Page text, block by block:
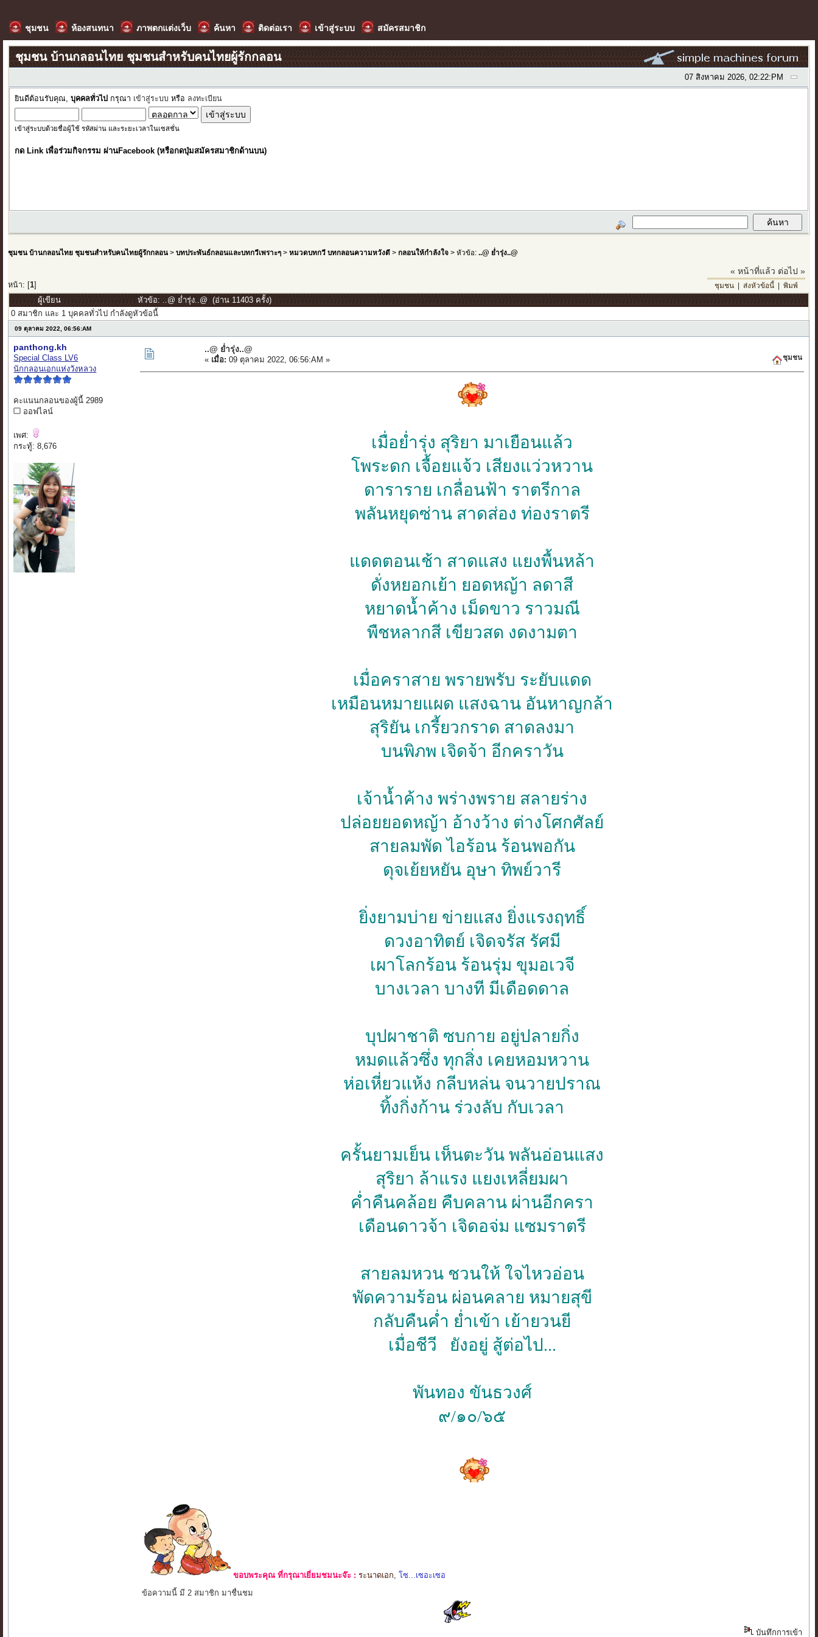
ชุมชน ห้องสนทนา ภาพตกแต่งเว็บ ค้นหา ติดต่อเรา เข้าสู่ระบบ สมัครสมาชิก
ชุมชน บ้านกลอนไทย ชุมชนสำหรับคนไทยผู้รักกลอน
07 สิงหาคม 2026, 02:22:PM
ยินดีต้อนรับคุณ,บุคคลทั่วไป กรุณา เข้าสู่ระบบ หรือ ลงทะเบียน
เข้าสู่ระบบด้วยชื่อผู้ใช้ รหัสผ่าน และระยะเวลาในเซสชั่น
กด Link เพื่อร่วมกิจกรรม ผ่านFacebook (หรือกดปุ่มสมัครสมาชิกด้านบน)
ชุมชน บ้านกลอนไทย ชุมชนสำหรับคนไทยผู้รักกลอน >บทประพันธ์กลอนและบทกวีเพราะๆ >หมวดบทกวี บทกลอนความหวังดี >กลอนให้กำลังใจ > หัวข้อ:..@ ย่ำรุ่ง..@
หน้า: [1
« หน้าที่แล้ว ต่อไป »
ชุมชน| ส่งหัวข้อนี้| พิมพ์
ผู้เขียน
หัวข้อ: ..@ ย่ำรุ่ง..@ (อ่าน 11403 ครั้ง)
0 สมาชิก และ 1 บุคคลทั่วไป กำลังดูหัวข้อนี้
09 ตุลาคม 2022, 06:56:AM
panthong.kh
Special Class LV6
นักกลอนเอกแห่งวังหลวง
คะแนนกลอนของผู้นี้ 2989
ออฟไลน์
เพศ:
กระทู้: 8,676
..@ ย่ำรุ่ง..@
« เมื่อ: 09 ตุลาคม 2022, 06:56:AM » ชุมชน
เมื่อย่ำรุ่ง สุริยา มาเยือนแล้ว
โพระดก เจื้อยแจ้ว เสียงแว่วหวาน
ดาราราย เกลื่อนฟ้า ราตรีกาล
พลันหยุดซ่าน สาดส่อง ท่องราตรี
แดดตอนเช้า สาดแสง แยงพื้นหล้า
ดั่งหยอกเย้า ยอดหญ้า ลดาสี
หยาดน้ำค้าง เม็ดขาว ราวมณี
พืชหลากสี เขียวสด งดงามตา
เมื่อคราสาย พรายพรับ ระยับแดด
เหมือนหมายแผด แสงฉาน อันหาญกล้า
สุริยัน เกรี้ยวกราด สาดลงมา
บนพิภพ เจิดจ้า อีกคราวัน
เจ้าน้ำค้าง พร่างพราย สลายร่าง
ปล่อยยอดหญ้า อ้างว้าง ต่างโศกศัลย์
สายลมพัด ไอร้อน ร้อนพอกัน
ดุจเย้ยหยัน อุษา ทิพย์วารี
ยิ่งยามบ่าย ข่ายแสง ยิ่งแรงฤทธิ์
ดวงอาทิตย์ เจิดจรัส รัศมี
เผาโลกร้อน ร้อนรุ่ม ขุมอเวจี
บางเวลา บางที มีเดือดดาล
บุปผาชาติ ซบกาย อยู่ปลายกิ่ง
หมดแล้วซึ่ง ทุกสิ่ง เคยหอมหวาน
ห่อเหี่ยวแห้ง กลีบหล่น จนวายปราณ
ทิ้งกิ่งก้าน ร่วงลับ กับเวลา
ครั้นยามเย็น เห็นตะวัน พลันอ่อนแสง
สุริยา ล้าแรง แยงเหลี่ยมผา
ค่ำคืนคล้อย คืบคลาน ผ่านอีกครา
เดือนดาวจ้า เจิดอจ่ม แซมราตรี
สายลมหวน ชวนให้ ใจไหวอ่อน
พัดความร้อน ผ่อนคลาย หมายสุขี
กลับคืนค่ำ ย่ำเข้า เย้ายวนยี
เมื่อชีวี ยังอยู่ สู้ต่อไป...
พันทอง ขันธวงศ์
๙/๑๐/๖๕
ขอบพระคุณ ที่กรุณาเยี่ยมชมนะจ๊ะ : ระนาดเอก,โซ...เซอะเซอ
ข้อความนี้ มี 2 สมาชิก มาชื่นชม
บันทึกการเข้า